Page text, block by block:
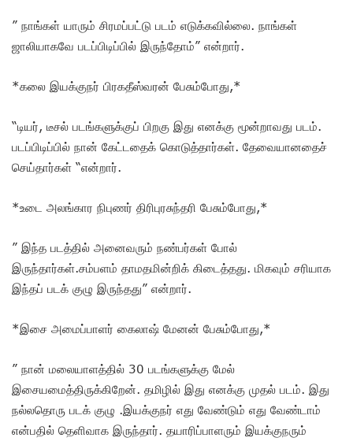
” நாங்கள் யாரும் சிரமப்பட்டு படம் எடுக்கவில்லை. நாங்கள்
ஜாலியாகவே படப்பிடிப்பில் இருந்தோம்” என்றார்.
*கலை இயக்குநர் பிரகதீஸ்வரன் பேசும்போது,*
“டியர், டீசல் படங்களுக்குப் பிறகு இது எனக்கு மூன்றாவது படம்.
படப்பிடிப்பில் நான் கேட்டதைக் கொடுத்தார்கள். தேவையானதைச்
செய்தார்கள் “என்றார்.
*உடை அலங்கார நிபுணர் திரிபுரசுந்தரி பேசும்போது,*
” இந்த படத்தில் அனைவரும் நண்பர்கள் போல்
இருந்தார்கள்.சம்பளம் தாமதமின்றிக் கிடைத்தது. மிகவும் சரியாக
இந்தப் படக் குழு இருந்தது” என்றார்.
*இசை அமைப்பாளர் கைலாஷ் மேனன் பேசும்போது,*
” நான் மலையாளத்தில் 30 படங்களுக்கு மேல்
இசையமைத்திருக்கிறேன். தமிழில் இது எனக்கு முதல் படம். இது
நல்லதொரு படக் குழு .இயக்குநர் எது வேண்டும் எது வேண்டாம்
என்பதில் தெளிவாக இருந்தார். தயாரிப்பாளரும் இயக்குநரும்